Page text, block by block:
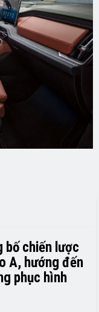
bố chiến lược
A, hướng đến
phục hình